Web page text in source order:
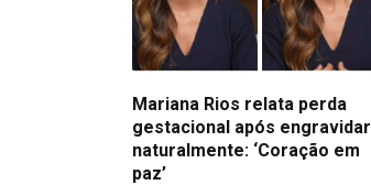
Mariana Rios relata perda
gestacional após engravidar
naturalmente: ‘Coração em
paz’